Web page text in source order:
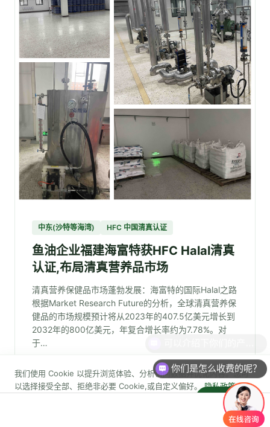
中东(沙特等海湾) HFC 中国清真认证
鱼油企业福建海富特获HFC Halal清真
认证,布局清真营养品市场
清真营养保健品市场蓬勃发展：海富特的国际Halal之路
根据Market Research Future的分析，全球清真营养保
健品的市场规模预计将从2023年的407.5亿美元增长到
2032年的800亿美元，年复合增长率约为7.78%。对
于…
📅 2026✅ 已获证
我们使用 Cookie 以提升浏览体验、分析访问数据并优化内容。您可
以选择接受全部、拒绝非必要 Cookie,或自定义偏好。 隐私政策
智能咨询
你们是怎么收费的呢？